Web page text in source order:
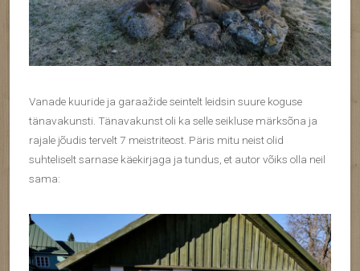
Vanade kuuride ja garaažide seintelt leidsin suure koguse
tänavakunsti. Tänavakunst oli ka selle seikluse märksõna ja
rajale jõudis tervelt 7 meistriteost. Päris mitu neist olid
suhteliselt sarnase käekirjaga ja tundus, et autor võiks olla neil
sama: